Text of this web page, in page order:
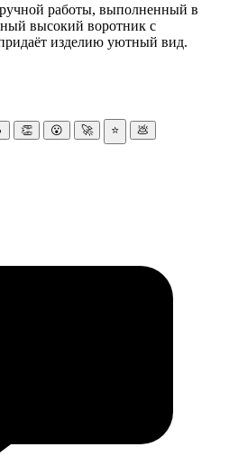
работы, выполненный в
высокий воротник с
изделию уютный вид.
👏 😮 🚀 ⭐ 💩